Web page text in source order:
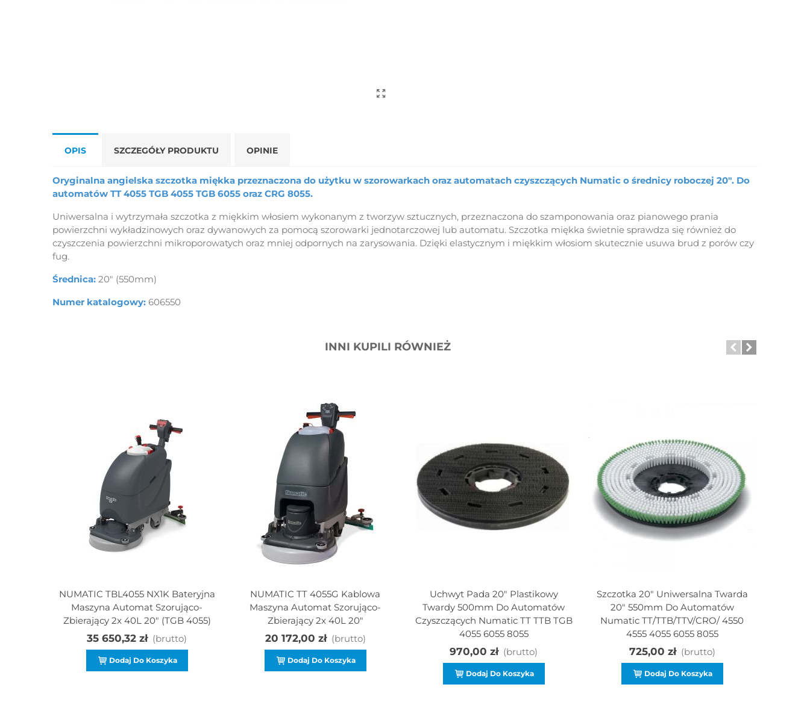
OPIS SZCZEGÓŁY PRODUKTU OPINIE
Oryginalna angielska szczotka miękka przeznaczona do użytku w szorowarkach oraz automatach czyszczących Numatic o średnicy roboczej 20". Do
automatów TT 4055 TGB 4055 TGB 6055 oraz CRG 8055.
Uniwersalna i wytrzymała szczotka z miękkim włosiem wykonanym z tworzyw sztucznych, przeznaczona do szamponowania oraz pianowego prania
powierzchni wykładzinowych oraz dywanowych za pomocą szorowarki jednotarczowej lub automatu. Szczotka miękka świetnie sprawdza się również do
czyszczenia powierzchni mikroporowatych oraz mniej odpornych na zarysowania. Dzięki elastycznym i miękkim włosiom skutecznie usuwa brud z porów czy
fug.
Średnica: 20" (550mm)
Numer katalogowy: 606550
INNI KUPILI RÓWNIEŻ
NUMATIC TBL4055 NX1K Bateryjna
Maszyna Automat Szorująco-
Zbierający 2x 40L 20" (TGB 4055)
35 650,32 zł (brutto)
Dodaj Do Koszyka
NUMATIC TT 4055G Kablowa
Maszyna Automat Szorująco-
Zbierający 2x 40L 20"
20 172,00 zł (brutto)
Dodaj Do Koszyka
Uchwyt Pada 20" Plastikowy
Twardy 500mm Do Automatów
Czyszczących Numatic TT TTB TGB
4055 6055 8055
970,00 zł (brutto)
Dodaj Do Koszyka
Szczotka 20" Uniwersalna Twarda
20" 550mm Do Automatów
Numatic TT/TTB/TTV/CRO/ 4550
4555 4055 6055 8055
725,00 zł (brutto)
Dodaj Do Koszyka